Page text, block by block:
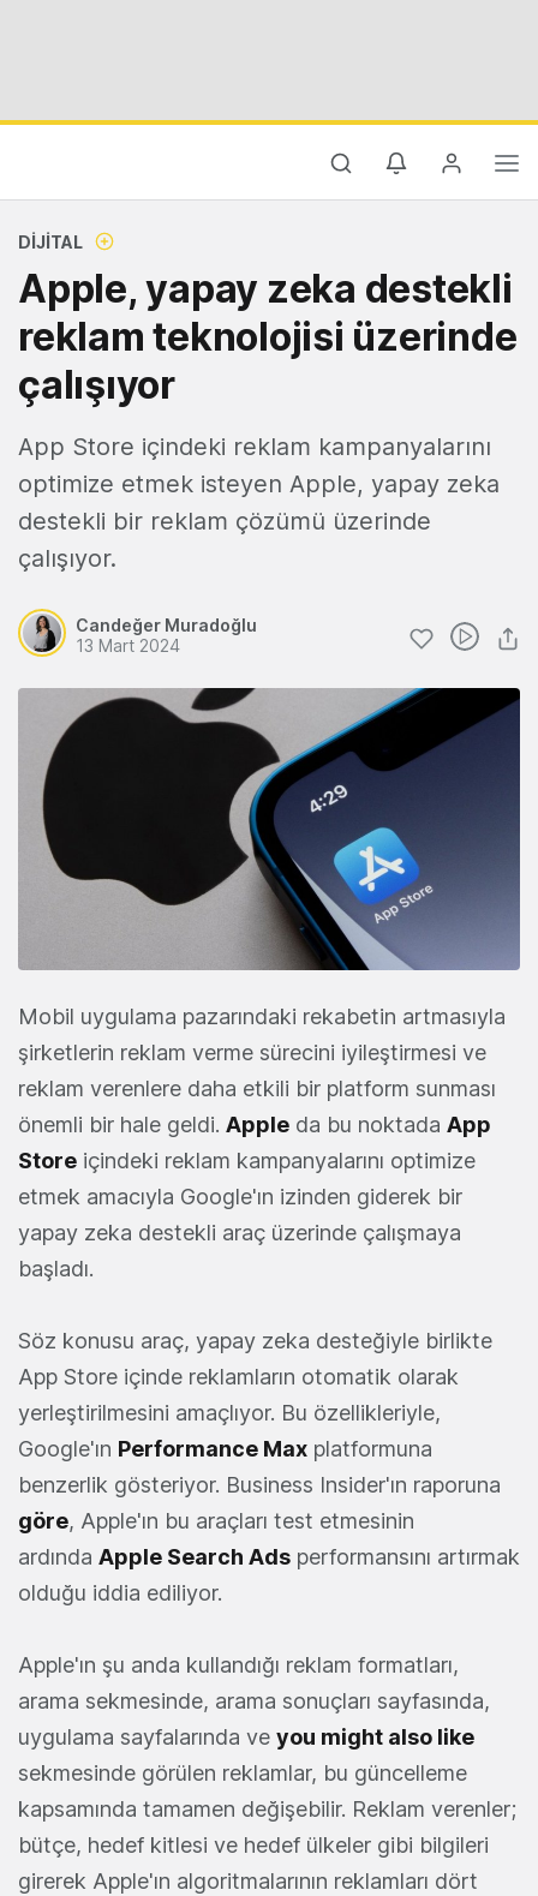
DIJITAL
Apple, yapay zeka destekli
reklam teknolojisi üzerinde
çalışıyor
App Store içindeki reklam kampanyalarını
optimize etmek isteyen Apple, yapay zeka
destekli bir reklam çözümü üzerinde
çalışıyor.
Candeğer Muradoğlu
13 Mart 2024
Mobil uygulama pazarındaki rekabetin artmasıyla
şirketlerin reklam verme sürecini iyileştirmesi ve
reklam verenlere daha etkili bir platform sunması
önemli bir hale geldi. Apple da bu noktada App
Store içindeki reklam kampanyalarını optimize
etmek amacıyla Google'ın izinden giderek bir
yapay zeka destekli araç üzerinde çalışmaya
başladı.
Söz konusu araç, yapay zeka desteğiyle birlikte
App Store içinde reklamların otomatik olarak
yerleştirilmesini amaçlıyor. Bu özellikleriyle,
Google'ın Performance Max platformuna
benzerlik gösteriyor. Business Insider'ın raporuna
göre, Apple'ın bu araçları test etmesinin
ardında Apple Search Ads performansını artırmak
olduğu iddia ediliyor.
Apple'ın şu anda kullandığı reklam formatları,
arama sekmesinde, arama sonuçları sayfasında,
uygulama sayfalarında ve you might also like
sekmesinde görülen reklamlar, bu güncelleme
kapsamında tamamen değişebilir. Reklam verenler;
bütçe, hedef kitlesi ve hedef ülkeler gibi bilgileri
girerek Apple'ın algoritmalarının reklamları dört